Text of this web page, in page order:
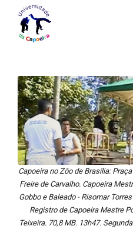
Capoeira no Zôo de Brasília:
Freire de Carvalho. Capoeira
Gobbo e Baleado - Risomar
Registro de Capoeira Mestre
Teixeira. 70,8 MB. 13h47.